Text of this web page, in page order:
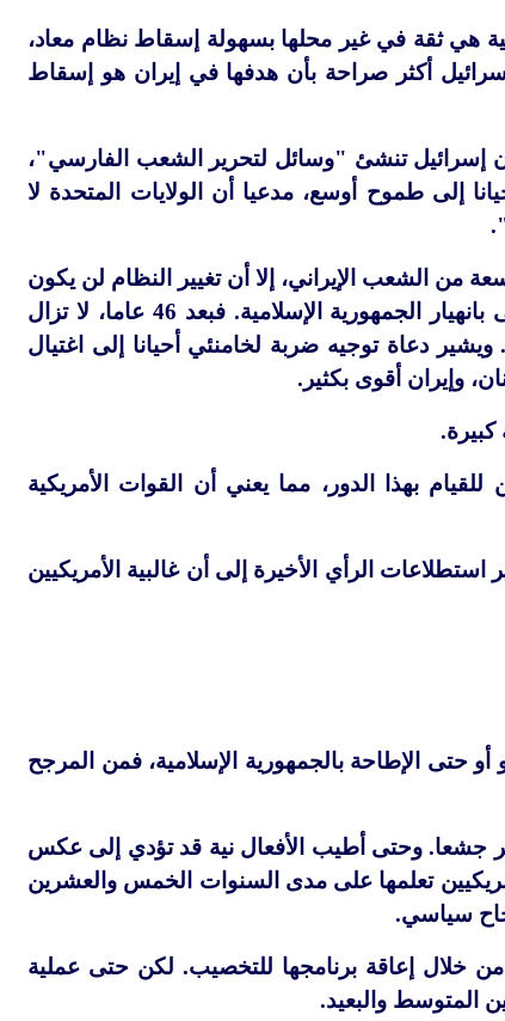
هي ثقة في غير محلها بسهولة إسقاط نظام معاد،
أكثر صراحة بأن هدفها في إيران هو إسقاط
إن إسرائيل تنشئ "وسائل لتحرير الشعب الفارسي"،
إلى طموح أوسع، مدعيا أن الولايات المتحدة لا
من الشعب الإيراني، إلا أن تغيير النظام لن يكون
بالأمر الهيّن. وخلافا لادعاءات نتنياهو، من غير المرجح أن يعجّل مقتل المرشد الأعلى بانهيار الجمهورية الإسلامية. فبعد 46 عاما، لا تزال
دعاة توجيه ضربة لخامنئي أحيانا إلى اغتيال
وإيران أقوى بكثير.
بهذا الدور، مما يعني أن القوات الأمريكية
الرأي الأخيرة إلى أن غالبية الأمريكيين
حتى الإطاحة بالجمهورية الإسلامية، فمن المرجح
جشعا. وحتى أطيب الأفعال نية قد تؤدي إلى عكس
تعلمها على مدى السنوات الخمس والعشرين
سياسي.
خلال إعاقة برنامجها للتخصيب. لكن حتى عملية
المتوسط والبعيد.